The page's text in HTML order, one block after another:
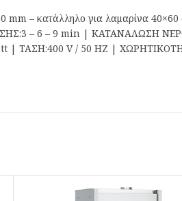
– κατάλληλο για λαμαρίνα 40×60
– 6 – 9 min | ΚΑΤΑΝΑΛΩΣΗ
| ΤΑΣΗ:400 V / 50 HZ |